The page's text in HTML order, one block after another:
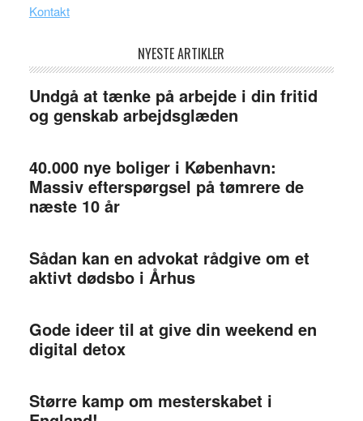
Kontakt
NYESTE ARTIKLER
Undgå at tænke på arbejde i din fritid
og genskab arbejdsglæden
40.000 nye boliger i København:
Massiv efterspørgsel på tømrere de
næste 10 år
Sådan kan en advokat rådgive om et
aktivt dødsbo i Århus
Gode ideer til at give din weekend en
digital detox
Større kamp om mesterskabet i